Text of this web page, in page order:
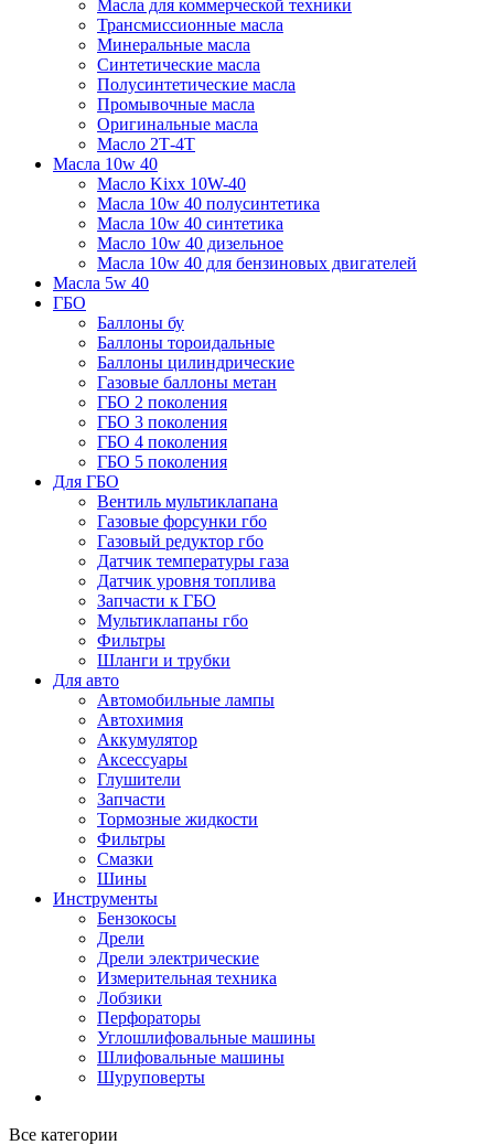
Масла для коммерческой техники
Трансмиссионные масла
Минеральные масла
Синтетические масла
Полусинтетические масла
Промывочные масла
Оригинальные масла
Масло 2Т-4Т
Масла 10w 40
Mасло Kixx 10W-40
Масла 10w 40 полусинтетика
Масла 10w 40 синтетика
Масло 10w 40 дизельное
Масла 10w 40 для бензиновых двигателей
Масла 5w 40
ГБО
Баллоны бу
Баллоны тороидальные
Баллоны цилиндрические
Газовые баллоны метан
ГБО 2 поколения
ГБО 3 поколения
ГБО 4 поколения
ГБО 5 поколения
Для ГБО
Вентиль мультиклапана
Газовые форсунки гбо
Газовый редуктор гбо
Датчик температуры газа
Датчик уровня топлива
Запчасти к ГБО
Мультиклапаны гбо
Фильтры
Шланги и трубки
Для авто
Автомобильные лампы
Автохимия
Аккумулятор
Аксессуары
Глушители
Запчасти
Тормозные жидкости
Фильтры
Смазки
Шины
Инструменты
Бензокосы
Дрели
Дрели электрические
Измерительная техника
Лобзики
Перфораторы
Углошлифовальные машины
Шлифовальные машины
Шуруповерты
Все категории